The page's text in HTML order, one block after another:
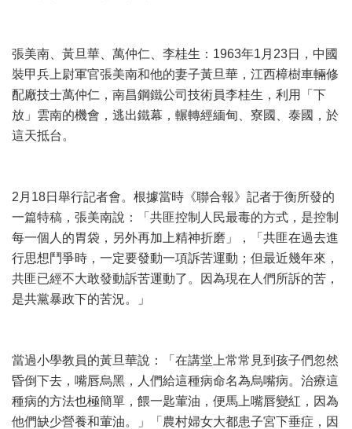
張美南、黃旦華、萬仲仁、李桂生：1963年1月23日，中國
裝甲兵上尉軍官張美南和他的妻子黃旦華，江西樟樹車輛修
配廠技士萬仲仁，南昌鋼鐵公司技術員李桂生，利用「下
放」雲南的機會，逃出鐵幕，輾轉經緬甸、寮國、泰國，於
這天抵台。
2月18日舉行記者會。根據當時《聯合報》記者于衡所發的
一篇特稿，張美南說：「共匪控制人民最毒的方式，是控制
每一個人的胃袋，另外再加上精神折磨」，「共匪在過去進
行思想鬥爭時，一定要發動一項訴苦運動；但最近幾年來，
共匪已經不大敢發動訴苦運動了。因為現在人們所訴的苦，
是共黨暴政下的苦況。」
當過小學教員的黃旦華說：「在講堂上常常見到孩子們忽然
昏倒下去，嘴唇烏黑，人們給這種病命名為烏嘴病。治療這
種病的方法也極簡單，餵一匙葷油，便馬上嘴唇變紅，因為
他們缺少營養和葷油。」「農村婦女大都患子宮下垂症，因